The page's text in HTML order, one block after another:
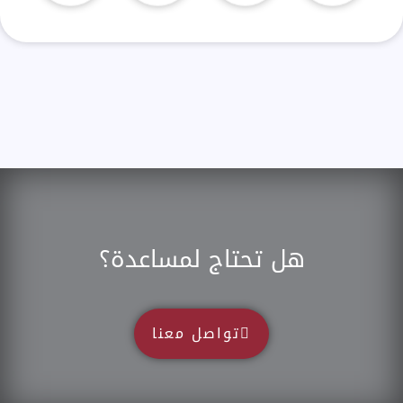
هل تحتاج لمساعدة؟
تواصل معنا